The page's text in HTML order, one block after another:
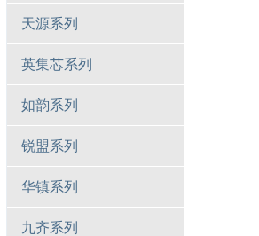
天源系列
英集芯系列
如韵系列
锐盟系列
华镇系列
九齐系列